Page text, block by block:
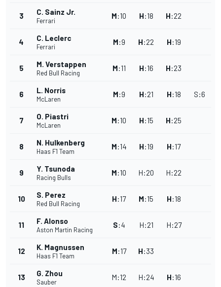
3 C. Sainz Jr.
Ferrari
M:10 H:18 H:22
4 C. Leclerc
Ferrari
M:9 H:22 H:19
5 M. Verstappen
Red Bull Racing
M:11 H:16 H:23
6 L. Norris
McLaren
M:9 H:21 H:18 S:6
7 O. Piastri
McLaren
M:10 H:15 H:25
8 N. Hulkenberg
Haas F1 Team
M:14 H:19 H:17
9 Y. Tsunoda
Racing Bulls
M:10 H:20 H:22
10 S. Perez
Red Bull Racing
H:17 M:15 H:18
11 F. Alonso
Aston Martin Racing
S:4 H:21 H:27
12 K. Magnussen
Haas F1 Team
M:17 H:33
13 G. Zhou
Sauber
M:12 H:24 H:16